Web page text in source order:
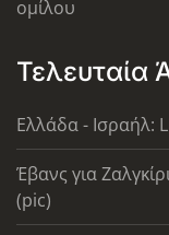
ομίλου
Τελευταία
Ελλάδα - Ισραήλ:
Έβανς για
(pic)